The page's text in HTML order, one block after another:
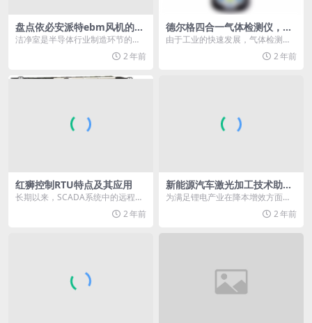
盘点依必安派特ebm风机的精
彩瞬间
洁净室是半导体行业制造环节的重
要一环，它对通风系统的要求较
高，包括高空气交换率、...
2 年前
德尔格四合一气体检测仪，清
晰的信号设计
由于工业的快速发展，气体检测仪
在安全生产中扮演着越来越重要的
2 年前
红狮控制RTU特点及其应用
长期以来，SCADA系统中的远程终
端单元（RTU）在石油开采、天然
2 年前
新能源汽车激光加工技术助力
电池制造降本增效
为满足锂电产业在降本增效方面的
迫切需求，通快公司凭借其丰富的
2 年前